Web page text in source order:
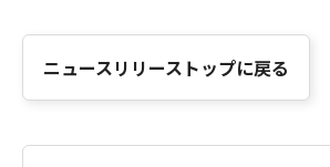
ニュースリリーストップに戻る